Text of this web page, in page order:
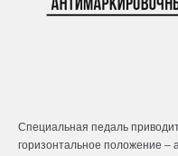
Специальная педаль
горизонтальное положение –